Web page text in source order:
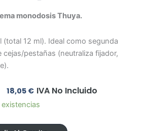
monodosis Thuya.
(total 12 ml). Ideal como segunda
cejas/pestañas (neutraliza fijador,
El
Precio
Original
Era:
18,05 €El
Precio
Actual
Es:
IVA No Incluido
existencias